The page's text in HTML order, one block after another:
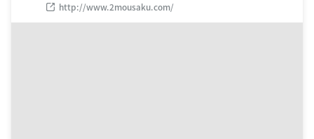
http://www.2mousaku.com/